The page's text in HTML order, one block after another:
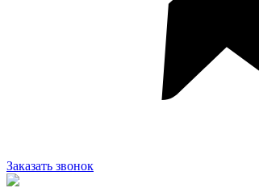
Заказать звонок